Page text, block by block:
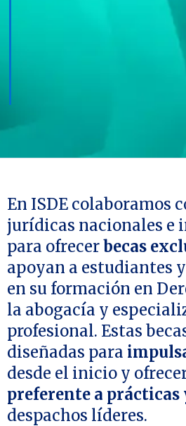
En ISDE colaboramos
jurídicas nacionales e
para ofrecerbecas
apoyan a estudiantes
en su formación en
la abogacía y
profesional. Estas
diseñadas para
desde el inicio y
preferente a prácticas
despachos líderes.